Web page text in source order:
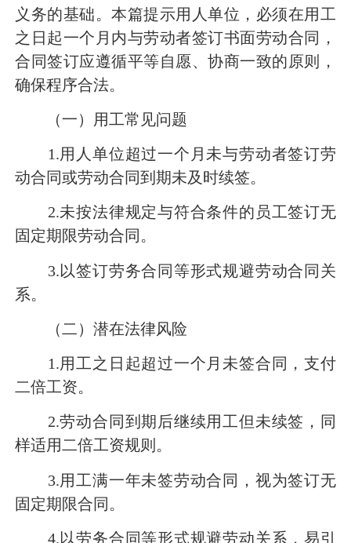
义务的基础。本篇提示用人单位，必须在用工
之日起一个月内与劳动者签订书面劳动合同，
合同签订应遵循平等自愿、协商一致的原则，
确保程序合法。
（一）用工常见问题
1.用人单位超过一个月未与劳动者签订劳
动合同或劳动合同到期未及时续签。
2.未按法律规定与符合条件的员工签订无
固定期限劳动合同。
3.以签订劳务合同等形式规避劳动合同关
系。
（二）潜在法律风险
1.用工之日起超过一个月未签合同，支付
二倍工资。
2.劳动合同到期后继续用工但未续签，同
样适用二倍工资规则。
3.用工满一年未签劳动合同，视为签订无
固定期限合同。
4.以劳务合同等形式规避劳动关系，易引